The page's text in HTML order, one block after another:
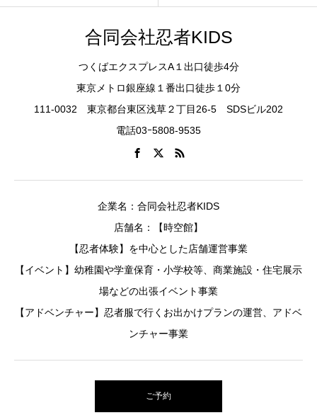
合同会社忍者KIDS
つくばエクスプレスA１出口徒歩4分
東京メトロ銀座線１番出口徒歩１0分
111-0032 東京都台東区浅草２丁目26-5 SDSビル202
電話03ｰ5808-9535
企業名：合同会社忍者KIDS
店舗名：【時空館】
【忍者体験】を中心とした店舗運営事業
【イベント】幼稚園や学童保育・小学校等、商業施設・住宅展示
場などの出張イベント事業
【アドベンチャー】忍者服で行くお出かけプランの運営、アドベ
ンチャー事業
ご予約